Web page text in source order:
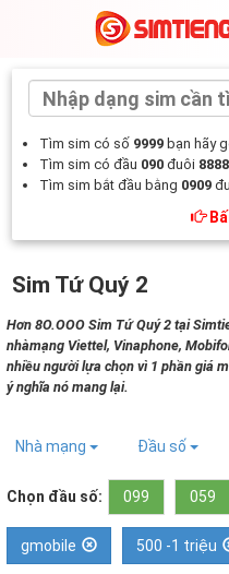
Tìm sim có số 9999 bạn hãy
Tìm sim có đầu 090 đuôi 8888
Tìm sim bắt đầu bằng 0909
Sim Tứ Quý 2
Hơn 8O.OOO Sim Tứ Quý 2 tại
nhàmạng Viettel, Vinaphone,
nhiều người lựa chọn vì 1 phần giá
ý nghĩa nó mang lại.
Nhà mạng Đầu số
Chọn đầu số: 099 059
gmobile 500 -1 triệu